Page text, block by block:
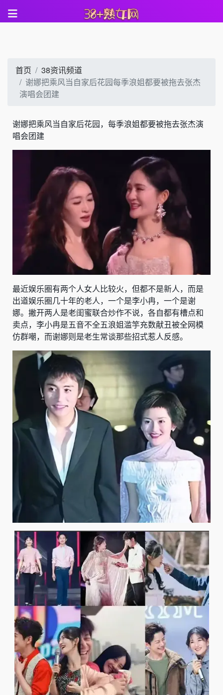
首页
38资讯频道
谢娜把乘风当自家后花园每季浪姐都要被拖去张杰
演唱会团建
谢娜把乘风当自家后花园，每季浪姐都要被拖去张杰演
唱会团建
最近娱乐圈有两个人女人比较火，但都不是新人，而是
出道娱乐圈几十年的老人，一个是李小冉，一个是谢
娜。撇开两人是老闺蜜联合炒作不说，各自都有槽点和
卖点，李小冉是五音不全五浪姐滥竽充数献丑被全网模
仿群嘲，而谢娜则是老生常谈那些招式惹人反感。